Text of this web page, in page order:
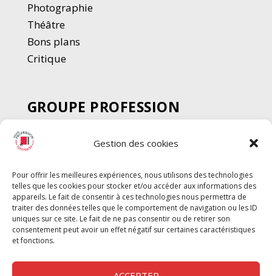
Gestion des cookies
Pour offrir les meilleures expériences, nous utilisons des technologies
telles que les cookies pour stocker et/ou accéder aux informations des
appareils. Le fait de consentir à ces technologies nous permettra de
traiter des données telles que le comportement de navigation ou les ID
uniques sur ce site. Le fait de ne pas consentir ou de retirer son
consentement peut avoir un effet négatif sur certaines caractéristiques
et fonctions.
Photographie
Théâtre
Bons plans
Critique
GROUPE PROFESSION
SPECTACLE
Chèque Intermittents
Chèque Compta
Chèque Emploi Spectacle
G-Pods
Profession Audio-visuel